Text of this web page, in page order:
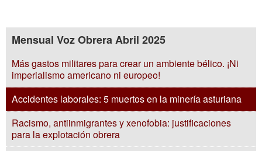
Mensual Voz Obrera Abril 2025
Más gastos militares para crear un ambiente bélico. ¡Ni
imperialismo americano ni europeo!
Accidentes laborales: 5 muertos en la minería asturiana
Racismo, antiinmigrantes y xenofobia: justificaciones
para la explotación obrera